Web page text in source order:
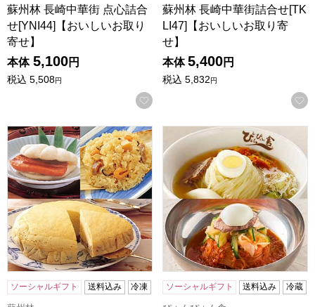
蘇州林 長崎中華街 点心詰合
せ[YNI44]【おいしいお取り
寄せ】
本体 5,100円
税込 5,508円
お気に入りに登録する
蘇州林 長崎中華街詰合せ[TK
LI47]【おいしいお取り寄
せ】
本体 5,400円
税込 5,832円
蘇州林 長崎中華街 点心詰合せ[YNI51]【おいしいお取り寄せ
ソーシャルギフト 送料込み 冷凍
ぴょんぴょん舎 盛岡冷麺ピ
ソーシャルギフト 送料込み 冷蔵